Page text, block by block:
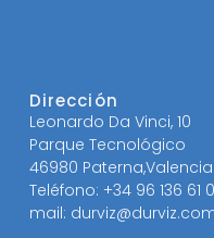
Dirección
Leonardo Da Vinci, 10
Parque Tecnológico
46980
Teléfono: +34 96 136 61
mail: